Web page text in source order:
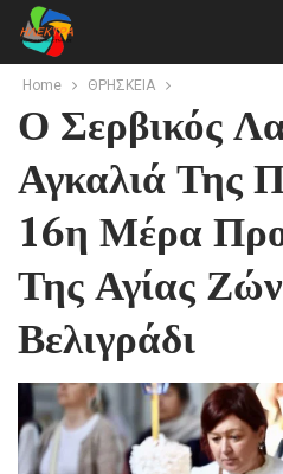
Home ΘΡΗΣΚΕΙΑ
Ο Σερβικός
Αγκαλιά Της
16η Μέρα
Της Αγίας
Βελιγράδι